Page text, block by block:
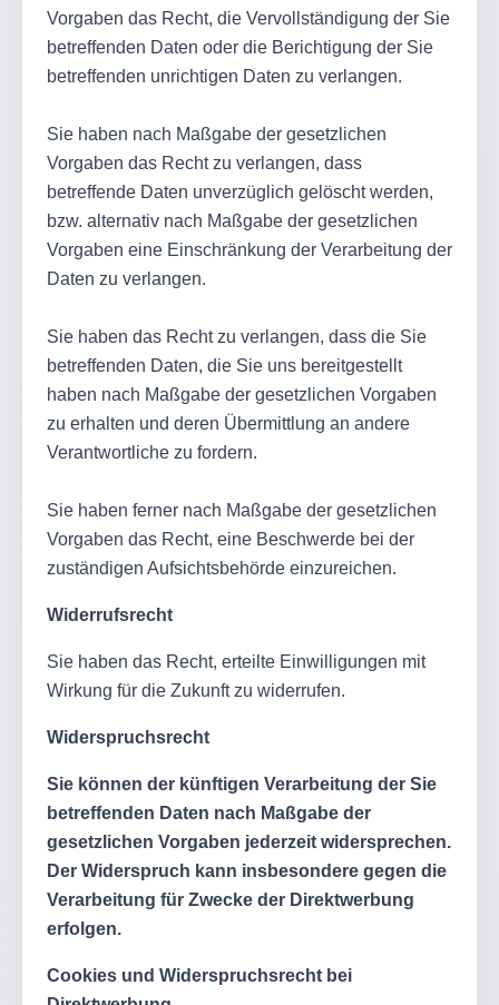
Vorgaben das Recht, die Vervollständigung der Sie
betreffenden Daten oder die Berichtigung der Sie
betreffenden unrichtigen Daten zu verlangen.
Sie haben nach Maßgabe der gesetzlichen
Vorgaben das Recht zu verlangen, dass
betreffende Daten unverzüglich gelöscht werden,
bzw. alternativ nach Maßgabe der gesetzlichen
Vorgaben eine Einschränkung der Verarbeitung der
Daten zu verlangen.
Sie haben das Recht zu verlangen, dass die Sie
betreffenden Daten, die Sie uns bereitgestellt
haben nach Maßgabe der gesetzlichen Vorgaben
zu erhalten und deren Übermittlung an andere
Verantwortliche zu fordern.
Sie haben ferner nach Maßgabe der gesetzlichen
Vorgaben das Recht, eine Beschwerde bei der
zuständigen Aufsichtsbehörde einzureichen.
Widerrufsrecht
Sie haben das Recht, erteilte Einwilligungen mit
Wirkung für die Zukunft zu widerrufen.
Widerspruchsrecht
Sie können der künftigen Verarbeitung der Sie
betreffenden Daten nach Maßgabe der
gesetzlichen Vorgaben jederzeit widersprechen.
Der Widerspruch kann insbesondere gegen die
Verarbeitung für Zwecke der Direktwerbung
erfolgen.
Cookies und Widerspruchsrecht bei